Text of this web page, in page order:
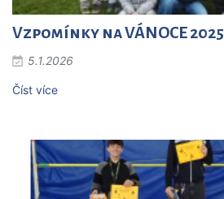
Vzpomínky na VÁNOCE 2025
5.1.2026
Číst více